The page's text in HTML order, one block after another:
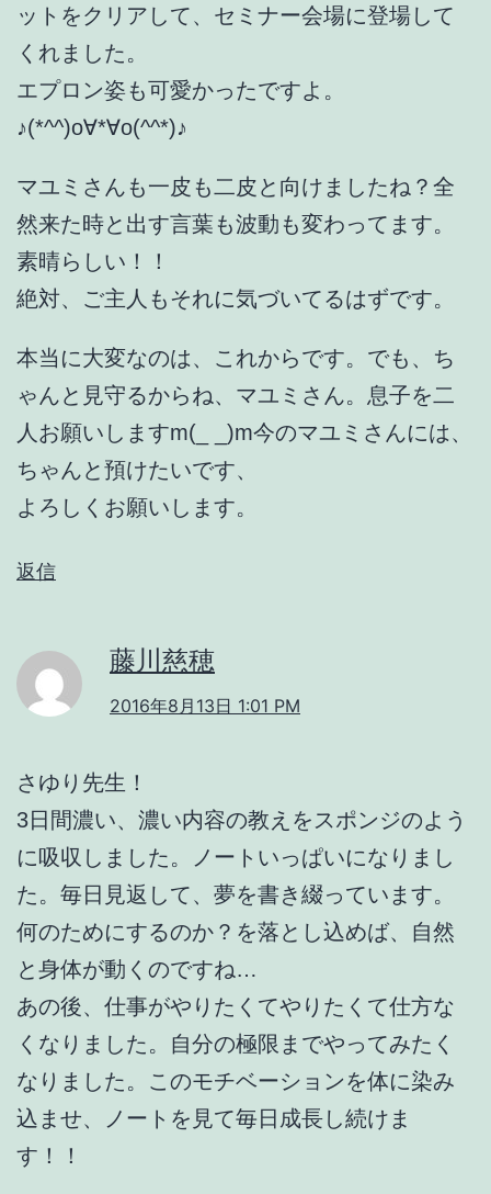
ットをクリアして、セミナー会場に登場して
くれました。
エプロン姿も可愛かったですよ。
♪(*^^)o∀*∀o(^^*)♪
マユミさんも一皮も二皮と向けましたね？全
然来た時と出す言葉も波動も変わってます。
素晴らしい！！
絶対、ご主人もそれに気づいてるはずです。
本当に大変なのは、これからです。でも、ち
ゃんと見守るからね、マユミさん。息子を二
人お願いしますm(_ _)m今のマユミさんには、
ちゃんと預けたいです、
よろしくお願いします。
返信
藤川慈穂
2016年8月13日 1:01 PM
さゆり先生！
3日間濃い、濃い内容の教えをスポンジのよう
に吸収しました。ノートいっぱいになりまし
た。毎日見返して、夢を書き綴っています。
何のためにするのか？を落とし込めば、自然
と身体が動くのですね…
あの後、仕事がやりたくてやりたくて仕方な
くなりました。自分の極限までやってみたく
なりました。このモチベーションを体に染み
込ませ、ノートを見て毎日成長し続けま
す！！